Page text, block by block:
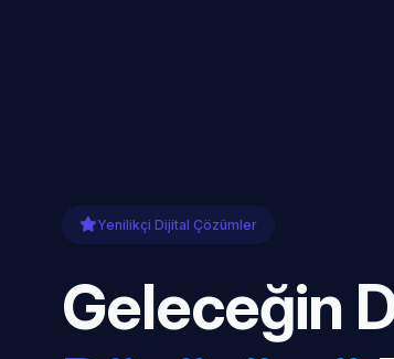
Yenilikçi Dijital Çözümler
Geleceğin